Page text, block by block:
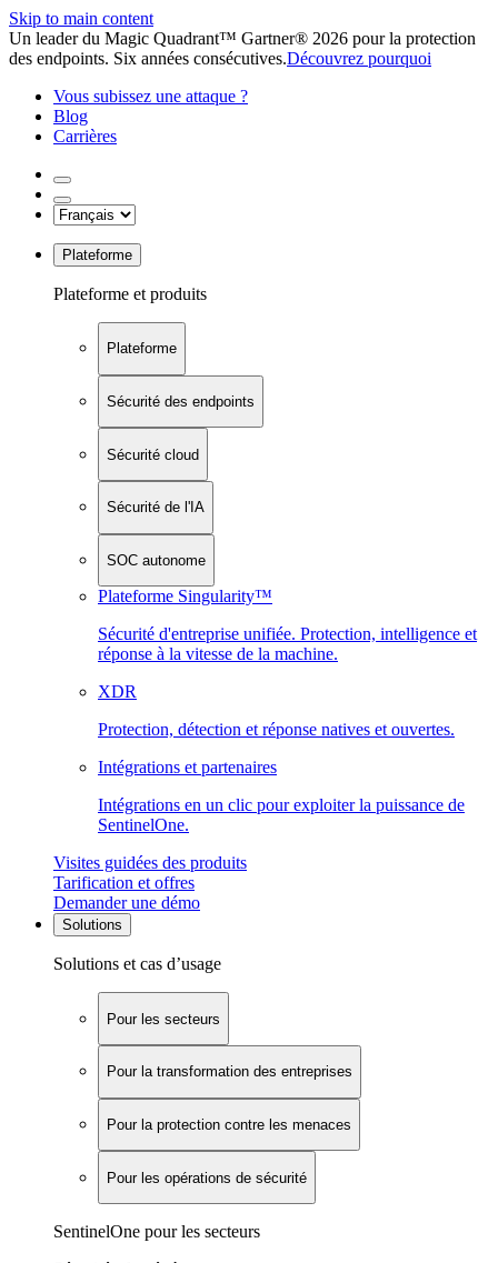
Skip to main content
Un leader du Magic Quadrant™ Gartner® 2026 pour la protection
des endpoints. Six années consécutives.Découvrez pourquoi
Vous subissez une attaque ?
Blog
Carrières
Plateforme
Plateforme et produits
Plateforme
Sécurité des endpoints
Sécurité cloud
Sécurité de l'IA
SOC autonome
Plateforme Singularity™
Sécurité d'entreprise unifiée. Protection, intelligence et
réponse à la vitesse de la machine.
XDR
Protection, détection et réponse natives et ouvertes.
Intégrations et partenaires
Intégrations en un clic pour exploiter la puissance de
SentinelOne.
Visites guidées des produits
Tarification et offres
Demander une démo
Solutions
Solutions et cas d’usage
Pour les secteurs
Pour la transformation des entreprises
Pour la protection contre les menaces
Pour les opérations de sécurité
SentinelOne pour les secteurs